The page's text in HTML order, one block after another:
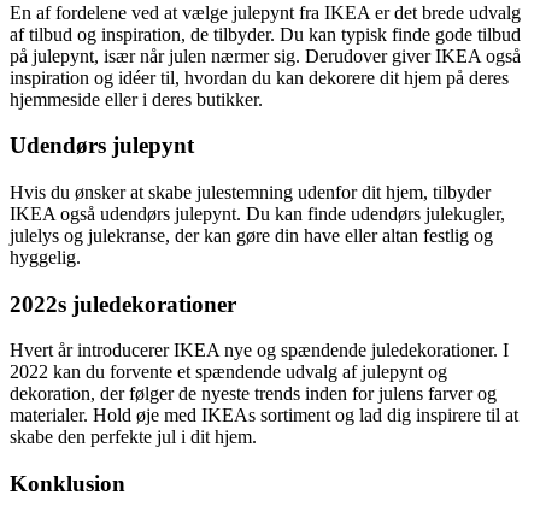
En af fordelene ved at vælge julepynt fra IKEA er det brede udvalg
af tilbud og inspiration, de tilbyder. Du kan typisk finde gode tilbud
på julepynt, især når julen nærmer sig. Derudover giver IKEA også
inspiration og idéer til, hvordan du kan dekorere dit hjem på deres
hjemmeside eller i deres butikker.
Udendørs julepynt
Hvis du ønsker at skabe julestemning udenfor dit hjem, tilbyder
IKEA også udendørs julepynt. Du kan finde udendørs julekugler,
julelys og julekranse, der kan gøre din have eller altan festlig og
hyggelig.
2022s juledekorationer
Hvert år introducerer IKEA nye og spændende juledekorationer. I
2022 kan du forvente et spændende udvalg af julepynt og
dekoration, der følger de nyeste trends inden for julens farver og
materialer. Hold øje med IKEAs sortiment og lad dig inspirere til at
skabe den perfekte jul i dit hjem.
Konklusion